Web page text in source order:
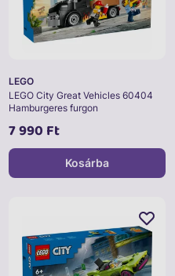
LEGO
LEGO City Great Vehicles 60404
Hamburgeres furgon
7 990 Ft
Kosárba